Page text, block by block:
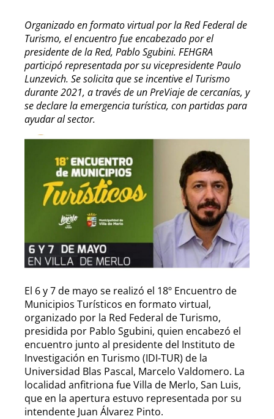
Organizado en formato virtual por la Red Federal de
Turismo, el encuentro fue encabezado por el
presidente de la Red, Pablo Sgubini. FEHGRA
participó representada por su vicepresidente Paulo
Lunzevich. Se solicita que se incentive el Turismo
durante 2021, a través de un PreViaje de cercanías, y
se declare la emergencia turística, con partidas para
ayudar al sector.
El 6 y 7 de mayo se realizó el 18º Encuentro de
Municipios Turísticos en formato virtual,
organizado por la Red Federal de Turismo,
presidida por Pablo Sgubini, quien encabezó el
encuentro junto al presidente del Instituto de
Investigación en Turismo (IDI-TUR) de la
Universidad Blas Pascal, Marcelo Valdomero. La
localidad anfitriona fue Villa de Merlo, San Luis,
que en la apertura estuvo representada por su
intendente Juan Álvarez Pinto.